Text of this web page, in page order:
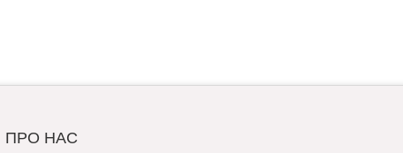
ПРО НАС